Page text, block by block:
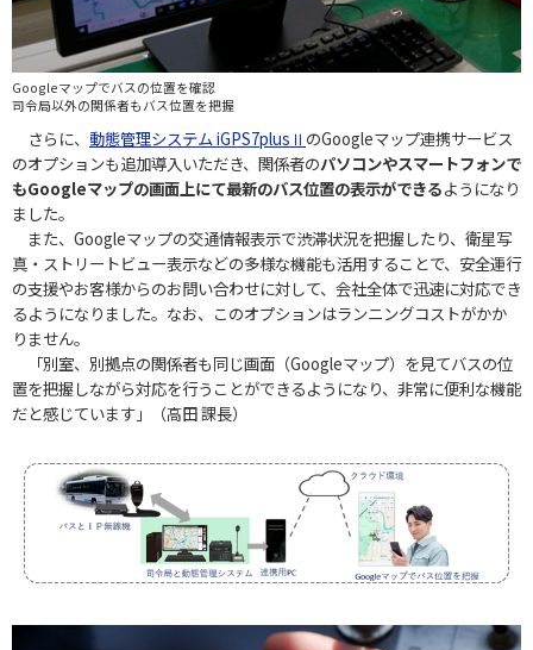
Googleマップでバスの位置を確認
司令局以外の関係者もバス位置を把握
さらに、 動態管理システム iGPS7plusⅡ のGoogleマップ連携サービス
のオプションも追加導入いただき、関係者のパソコンやスマートフォンで
もGoogleマップの画面上にて最新のバス位置の表示ができるようになり
ました。
また、Googleマップの交通情報表示で渋滞状況を把握したり、衛星写
真・ストリートビュー表示などの多様な機能も活用することで、安全運行
の支援やお客様からのお問い合わせに対して、会社全体で迅速に対応でき
るようになりました。なお、このオプションはランニングコストがかか
りません。
「別室、別拠点の関係者も同じ画面（Googleマップ）を見てバスの位
置を把握しながら対応を行うことができるようになり、非常に便利な機能
だと感じています」（高田 課長）